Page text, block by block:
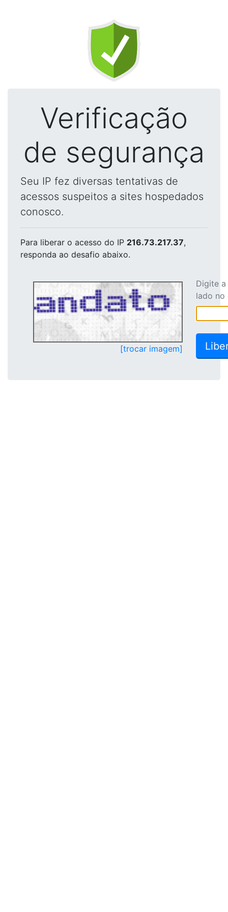
Verificação
de segurança
Seu IP fez diversas tentativas de
acessos suspeitos a sites hospedados
conosco.
Para liberar o acesso do IP 216.73.217.37,
responda ao desafio abaixo.
[trocar imagem]
Digite
lado no